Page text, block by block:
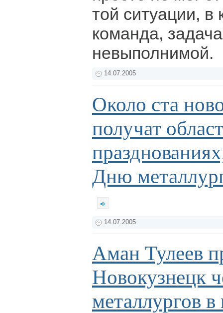
той ситуации, в
команда,
невыполнимой.
14.07.2005
Около ста
получат
Дню
14.07.2005
Аман Тулеев
Новокузнецк
металлургов в